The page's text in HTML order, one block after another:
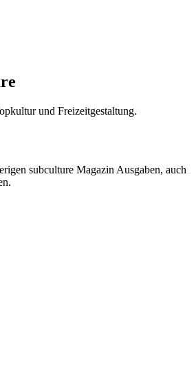
und Freizeitgestaltung.
subculture Magazin Ausgaben, auch